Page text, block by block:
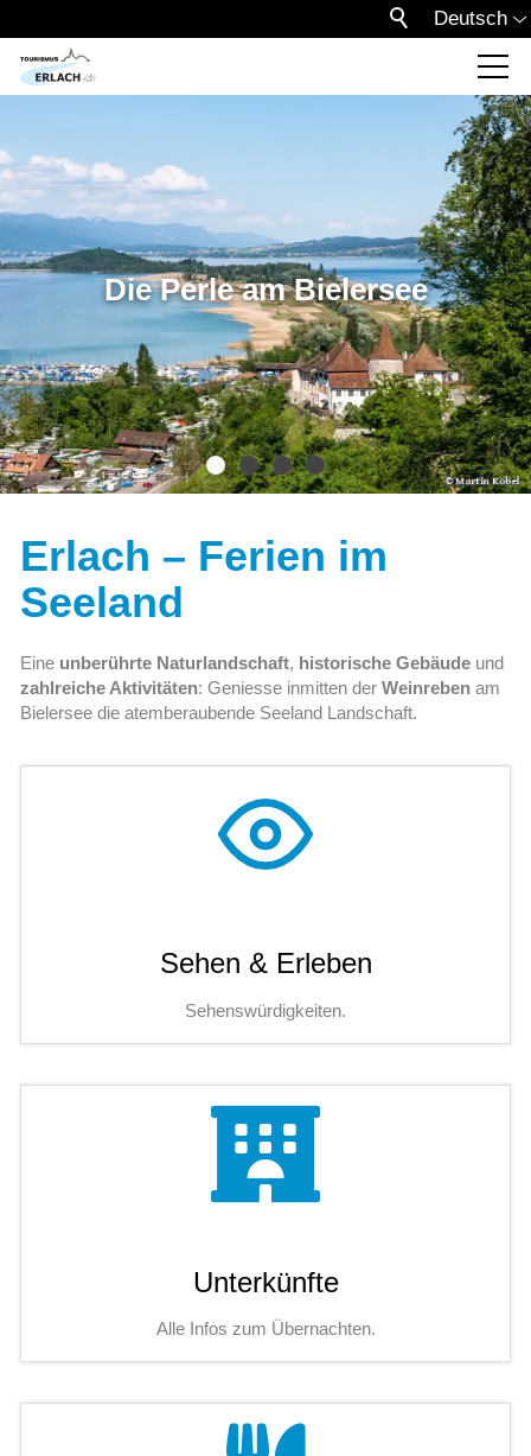
Deutsch
Die Perle am Bielersee
Erlach – Ferien im
Seeland
Eine unberührte Naturlandschaft, historische Gebäude und
zahlreiche Aktivitäten: Geniesse inmitten der Weinreben am
Bielersee die atemberaubende Seeland Landschaft.
Sehen & Erleben
Sehenswürdigkeiten.
Unterkünfte
Alle Infos zum Übernachten.